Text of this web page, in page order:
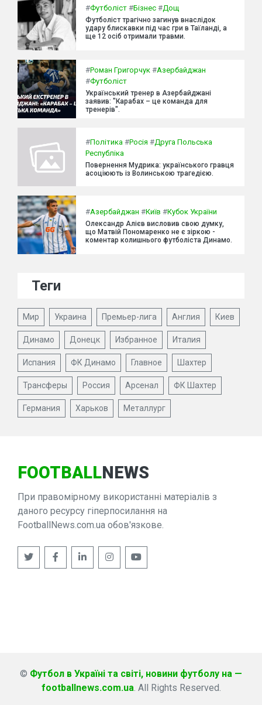
#Футболіст #Бізнес #Дощ
Футболіст трагічно загинув внаслідок
удару блискавки під час гри в Таїланді, а
ще 12 осіб отримали травми.
#Роман Григорчук #Азербайджан
#Футболіст
Український тренер в Азербайджані
заявив: "Карабах – це команда для
тренерів".
#Політика #Росія #Друга Польська
Республіка
Повернення Мудрика: українського гравця
асоціюють із Волинською трагедією.
#Азербайджан #Київ #Кубок України
Олександр Алієв висловив свою думку,
що Матвій Пономаренко не є зіркою -
коментар колишнього футболіста Динамо.
Теги
Мир Украина Премьер-лига Англия Киев
Динамо Донецк Избранное Италия
Испания ФК Динамо Главное Шахтер
Трансферы Россия Арсенал ФК Шахтер
Германия Харьков Металлург
FOOTBALLNEWS
При правомірному використанні матеріалів з
даного ресурсу гіперпосилання на
FootballNews.com.ua обов'язкове.
© Футбол в Україні та світі, новини футболу на —
footballnews.com.ua. All Rights Reserved.